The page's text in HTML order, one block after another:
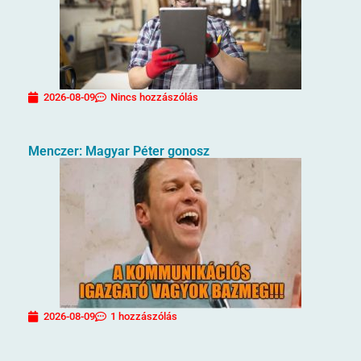
2026-08-09 Nincs hozzászólás
Menczer: Magyar Péter gonosz
2026-08-09 1 hozzászólás